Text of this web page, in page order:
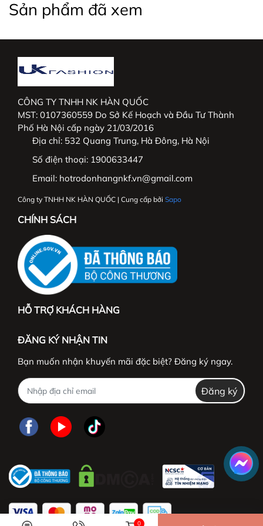
Sản phẩm đã xem
CÔNG TY TNHH NK HÀN QUỐC
MST: 0107360559 Do Sở Kế Hoạch và Đầu Tư Thành
Phố Hà Nội cấp ngày 21/03/2016
Địa chỉ: 532 Quang Trung, Hà Đông, Hà Nội
Số điện thoại: 1900633447
Email: hotrodonhangnkf.vn@gmail.com
Công ty TNHH NK HÀN QUỐC | Cung cấp bởi Sapo
CHÍNH SÁCH
HỖ TRỢ KHÁCH HÀNG
ĐĂNG KÝ NHẬN TIN
Bạn muốn nhận khuyến mãi đặc biệt? Đăng ký ngay.
Đăng ký
0